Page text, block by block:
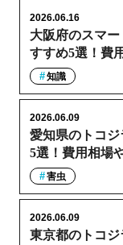
大阪府のスマ
すすめ5選！費
2026.06.16
知識
愛知県のトコ
5選！費用相場
2026.06.09
害虫
東京都のトコ
2026.06.09